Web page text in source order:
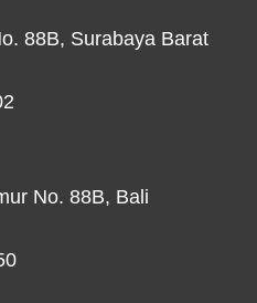
88B, Surabaya Barat
No. 88B, Bali